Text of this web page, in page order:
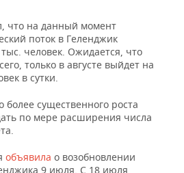
что на данный момент
поток в Геленджик
человек. Ожидается, что
только в августе выйдет на
в сутки.
существенного роста
по мере расширения числа
объявила о возобновлении
9 июля. С 18 июля